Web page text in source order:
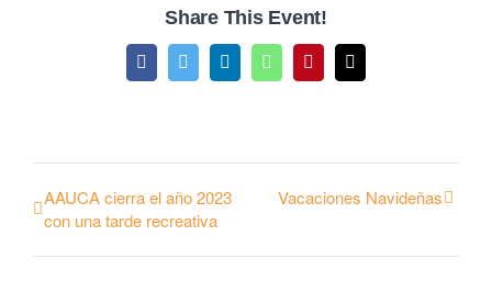
Share This Event!
FacebookTwitterLinkedInWhatsAppPinterestEmail
AAUCA cierra el año 2023
con una tarde recreativa
Vacaciones Navideñas